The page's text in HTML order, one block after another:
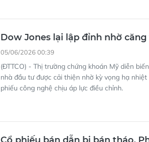
Dow Jones lại lập đỉnh nhờ
05/06/2026 00:39
(ĐTTCO) - Thị trường chứng khoán Mỹ diễn
nhà đầu tư được cải thiện nhờ kỳ vọng hạ
phiếu công nghệ chịu áp lực điều chỉnh.